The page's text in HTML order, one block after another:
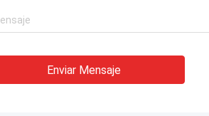
Enviar Mensaje